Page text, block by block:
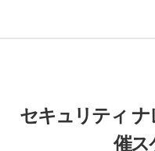
セキュリティ
催ス